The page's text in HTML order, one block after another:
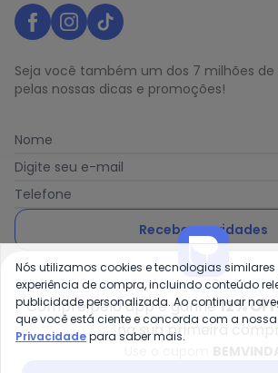
Seja você também um dos 7 milhões de
pelas nossas dicas e promoções!
Nome
Digite seu e-mail
Telefone
Receber novidades
Ao enviar o cadastro, você concorda
de Privacidade
Compre pelo app e ganhe12%
na sua primeira
Nós utilizamos cookies e tecnologias
experiência de compra, incluindo conteúdo
publicidade personalizada. Ao continuar
que você está ciente e concorda com a nossa
Privacidadepara saber mais.